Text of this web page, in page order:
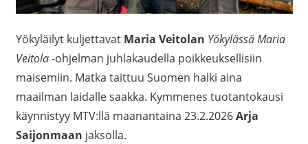
Yökyläilyt kuljettavat Maria Veitolan Yökylässä Maria
Veitola-ohjelman juhlakaudella poikkeuksellisiin
maisemiin. Matka taittuu Suomen halki aina
maailman laidalle saakka. Kymmenes tuotantokausi
käynnistyy MTV:llä maanantaina 23.2.2026Arja
Saijonmaan jaksolla.